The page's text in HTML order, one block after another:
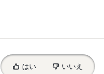
Select
feedback
はい いいえ